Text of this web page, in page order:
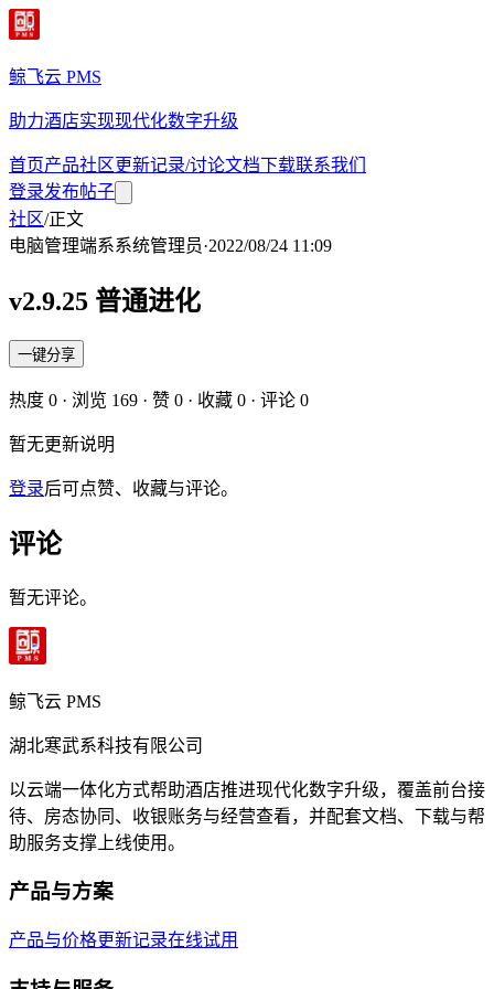
鲸飞云 PMS
助力酒店实现现代化数字升级
首页产品社区更新记录/讨论文档下载联系我们
登录发布帖子
社区/正文
电脑管理端系系统管理员·2022/08/24 11:09
v2.9.25 普通进化
一键分享
热度 0 · 浏览 169 · 赞 0 · 收藏 0 · 评论 0
暂无更新说明
登录后可点赞、收藏与评论。
评论
暂无评论。
鲸飞云 PMS
湖北寒武系科技有限公司
以云端一体化方式帮助酒店推进现代化数字升级，覆盖前台接
待、房态协同、收银账务与经营查看，并配套文档、下载与帮
助服务支撑上线使用。
产品与方案
产品与价格更新记录在线试用